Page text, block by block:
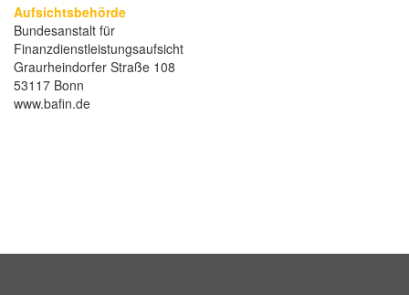
Aufsichtsbehörde
Bundesanstalt für
Finanzdienstleistungsaufsicht
Graurheindorfer Straße 108
53117 Bonn
www.bafin.de